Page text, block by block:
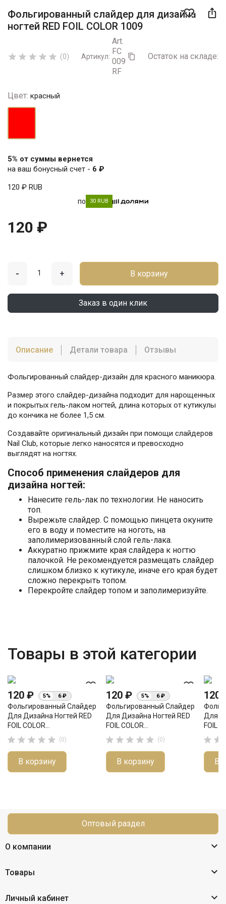
favorite_border 
Фольгированный слайдер для дизайна
ногтей RED FOIL COLOR 1009
     (0) Артикул:
Art.
FC
009
RF
 Остаток на складе:
Цвет: красный
5% от суммы вернется
на ваш бонусный счет - 6 ₽
120 ₽ RUB
по 30 RUB
120 ₽
- + В корзину
Заказ в один клик
Описание Детали товара Отзывы
Фольгированный слайдер-дизайн для красного маникюра.
Размер этого слайдер-дизайна подходит для нарощенных
и покрытых гель-лаком ногтей, длина которых от кутикулы
до кончика не более 1,5 см.
Создавайте оригинальный дизайн при помощи слайдеров
Nail Club, которые легко наносятся и превосходно
выглядят на ногтях.
Способ применения слайдеров для
дизайна ногтей:
Нанесите гель-лак по технологии. Не наносить
топ.
Вырежьте слайдер. С помощью пинцета окуните
его в воду и поместите на ноготь, на
заполимеризованный слой гель-лака.
Аккуратно прижмите края слайдера к ногтю
палочкой. Не рекомендуется размещать слайдер
слишком близко к кутикуле, иначе его края будет
сложно перекрыть топом.
Перекройте слайдер топом и заполимеризуйте.
Товары в этой категории
favorite_border
120 ₽ 5% 6 ₽
Фольгированный Слайдер
Для Дизайна Ногтей RED
FOIL COLOR...
     (0)
В корзину
favorite_border
120 ₽ 5% 6 ₽
Фольгированный Слайдер
Для Дизайна Ногтей RED
FOIL COLOR...
     (0)
В корзину
120
Для
FOIL
 
В
Оптовый раздел
О компании 
Товары 
Личный кабинет 